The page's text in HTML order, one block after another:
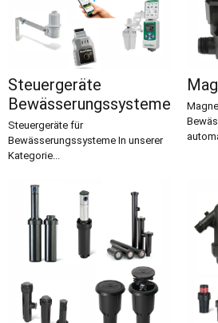
Steuergeräte
Bewässerungssysteme
Steuergeräte für
Bewässerungssysteme In unserer
Kategorie...